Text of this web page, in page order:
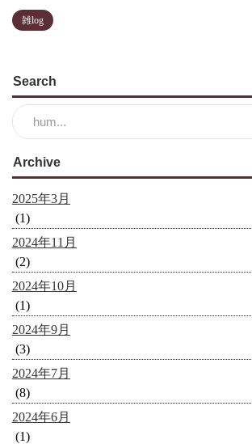
雑log
Search
Archive
2025年3月
(1)
2024年11月
(2)
2024年10月
(1)
2024年9月
(3)
2024年7月
(8)
2024年6月
(1)